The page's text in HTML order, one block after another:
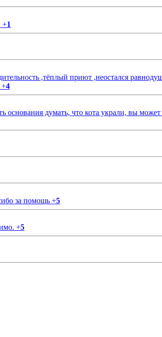
+1
,тёплый приют ,неостался
+4
думать, что кота украли, вы
за помощь +5
+5